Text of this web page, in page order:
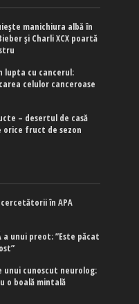
manichiura albă în
și Charli XCX poartă
lupta cu cancerul:
celulor canceroase
– desertul de casă
orice fruct de sezon
cercetătorii în APA
a unui preot: ”Este păcat
unui cunoscut neurolog:
o boală mintală